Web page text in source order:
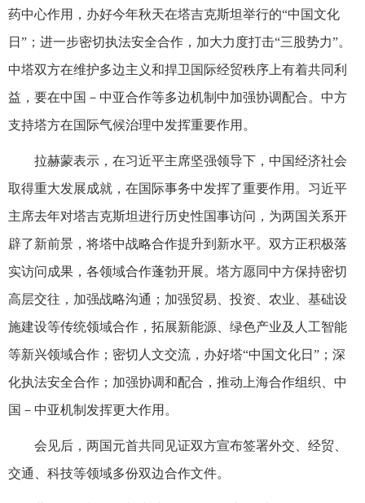
药中心作用，办好今年秋天在塔吉克斯坦举行的“中国文化
日”；进一步密切执法安全合作，加大力度打击“三股势力”。
中塔双方在维护多边主义和捍卫国际经贸秩序上有着共同利
益，要在中国－中亚合作等多边机制中加强协调配合。中方
支持塔方在国际气候治理中发挥重要作用。
拉赫蒙表示，在习近平主席坚强领导下，中国经济社会
取得重大发展成就，在国际事务中发挥了重要作用。习近平
主席去年对塔吉克斯坦进行历史性国事访问，为两国关系开
辟了新前景，将塔中战略合作提升到新水平。双方正积极落
实访问成果，各领域合作蓬勃开展。塔方愿同中方保持密切
高层交往，加强战略沟通；加强贸易、投资、农业、基础设
施建设等传统领域合作，拓展新能源、绿色产业及人工智能
等新兴领域合作；密切人文交流，办好塔“中国文化日”；深
化执法安全合作；加强协调和配合，推动上海合作组织、中
国－中亚机制发挥更大作用。
会见后，两国元首共同见证双方宣布签署外交、经贸、
交通、科技等领域多份双边合作文件。